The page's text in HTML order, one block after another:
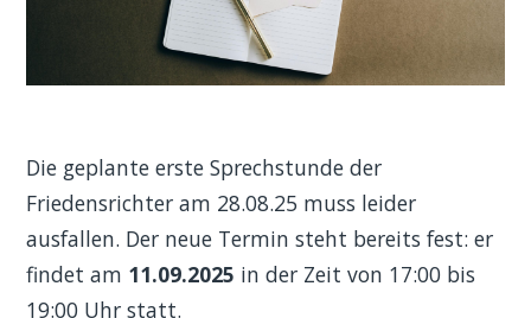
Die geplante erste Sprechstunde der
Friedensrichter am 28.08.25 muss leider
ausfallen. Der neue Termin steht bereits fest: er
findet am 11.09.2025 in der Zeit von 17:00 bis
19:00 Uhr statt.